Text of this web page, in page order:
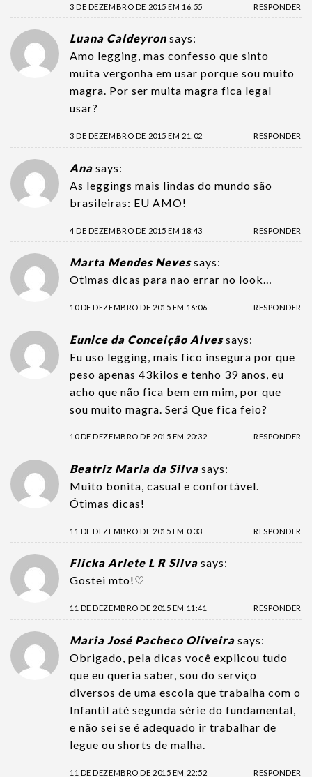
3 DE DEZEMBRO DE 2015 EM 16:55 RESPONDER
Luana Caldeyron says:
Amo legging, mas confesso que sinto
muita vergonha em usar porque sou muito
magra. Por ser muita magra fica legal
usar?
3 DE DEZEMBRO DE 2015 EM 21:02 RESPONDER
Ana says:
As leggings mais lindas do mundo são
brasileiras: EU AMO!
4 DE DEZEMBRO DE 2015 EM 18:43 RESPONDER
Marta Mendes Neves says:
Otimas dicas para nao errar no look…
10 DE DEZEMBRO DE 2015 EM 16:06 RESPONDER
Eunice da Conceição Alves says:
Eu uso legging, mais fico insegura por que
peso apenas 43kilos e tenho 39 anos, eu
acho que não fica bem em mim, por que
sou muito magra. Será Que fica feio?
10 DE DEZEMBRO DE 2015 EM 20:32 RESPONDER
Beatriz Maria da Silva says:
Muito bonita, casual e confortável.
Ótimas dicas!
11 DE DEZEMBRO DE 2015 EM 0:33 RESPONDER
Flicka Arlete L R Silva says:
Gostei mto!♡
11 DE DEZEMBRO DE 2015 EM 11:41 RESPONDER
Maria José Pacheco Oliveira says:
Obrigado, pela dicas você explicou tudo
que eu queria saber, sou do serviço
diversos de uma escola que trabalha com o
Infantil até segunda série do fundamental,
e não sei se é adequado ir trabalhar de
legue ou shorts de malha.
11 DE DEZEMBRO DE 2015 EM 22:52 RESPONDER